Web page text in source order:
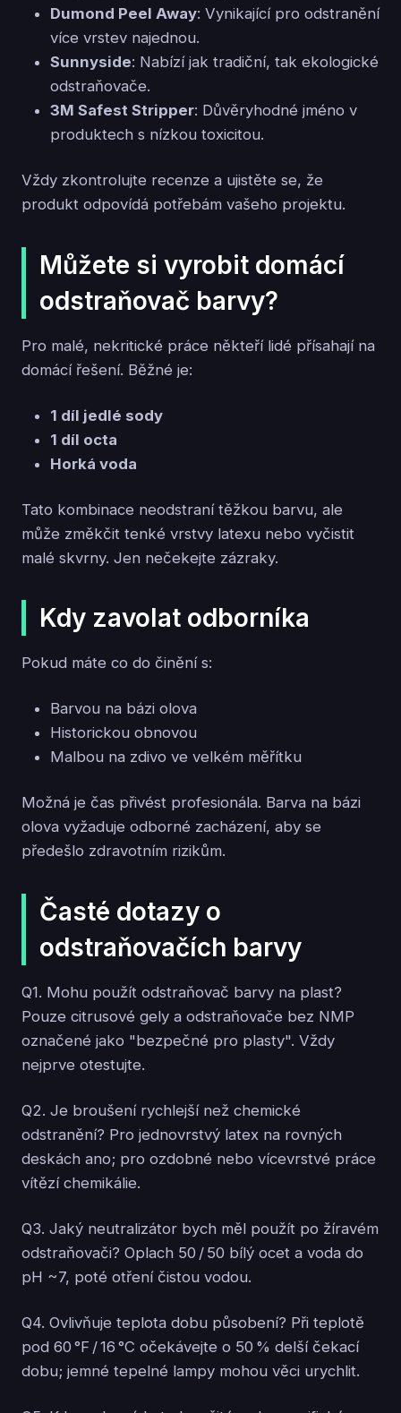
Dumond Peel Away: Vynikající pro odstranění
více vrstev najednou.
Sunnyside: Nabízí jak tradiční, tak ekologické
odstraňovače.
3M Safest Stripper: Důvěryhodné jméno v
produktech s nízkou toxicitou.
Vždy zkontrolujte recenze a ujistěte se, že
produkt odpovídá potřebám vašeho projektu.
Můžete si vyrobit domácí
odstraňovač barvy?
Pro malé, nekritické práce někteří lidé přísahají na
domácí řešení. Běžné je:
1 díl jedlé sody
1 díl octa
Horká voda
Tato kombinace neodstraní těžkou barvu, ale
může změkčit tenké vrstvy latexu nebo vyčistit
malé skvrny. Jen nečekejte zázraky.
Kdy zavolat odborníka
Pokud máte co do činění s:
Barvou na bázi olova
Historickou obnovou
Malbou na zdivo ve velkém měřítku
Možná je čas přivést profesionála. Barva na bázi
olova vyžaduje odborné zacházení, aby se
předešlo zdravotním rizikům.
Časté dotazy o
odstraňovačích barvy
Q1. Mohu použít odstraňovač barvy na plast?
Pouze citrusové gely a odstraňovače bez NMP
označené jako "bezpečné pro plasty". Vždy
nejprve otestujte.
Q2. Je broušení rychlejší než chemické
odstranění? Pro jednovrstvý latex na rovných
deskách ano; pro ozdobné nebo vícevrstvé práce
vítězí chemikálie.
Q3. Jaký neutralizátor bych měl použít po žíravém
odstraňovači? Oplach 50 / 50 bílý ocet a voda do
pH ~7, poté otření čistou vodou.
Q4. Ovlivňuje teplota dobu působení? Při teplotě
pod 60 °F / 16 °C očekávejte o 50 % delší čekací
dobu; jemné tepelné lampy mohou věci urychlit.